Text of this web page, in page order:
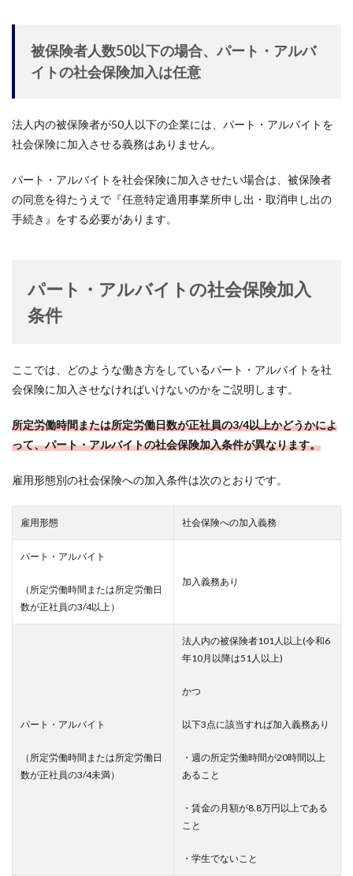
被保険者人数50以下の場合、パート・アルバ
イトの社会保険加入は任意
法人内の被保険者が50人以下の企業には、パート・アルバイトを
社会保険に加入させる義務はありません。
パート・アルバイトを社会保険に加入させたい場合は、被保険者
の同意を得たうえで『任意特定適用事業所申し出・取消申し出の
手続き』をする必要があります。
パート・アルバイトの社会保険加入
条件
ここでは、どのような働き方をしているパート・アルバイトを社
会保険に加入させなければいけないのかをご説明します。
所定労働時間または所定労働日数が正社員の3/4以上かどうかによ
って、パート・アルバイトの社会保険加入条件が異なります。
雇用形態別の社会保険への加入条件は次のとおりです。
雇用形態 社会保険への加入義務
パート・アルバイト
（所定労働時間または所定労働日
数が正社員の3/4以上）
加入義務あり
パート・アルバイト
（所定労働時間または所定労働日
数が正社員の3/4未満）
法人内の被保険者101人以上(令和6
年10月以降は51人以上)
かつ
以下3点に該当すれば加入義務あり
・週の所定労働時間が20時間以上
あること
・賃金の月額が8.8万円以上である
こと
・学生でないこと